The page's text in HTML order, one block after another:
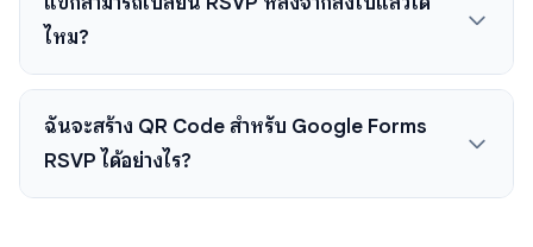
ไหม?
ฉันจะสร้าง QR Code สำหรับ Google Forms
RSVP ได้อย่างไร?